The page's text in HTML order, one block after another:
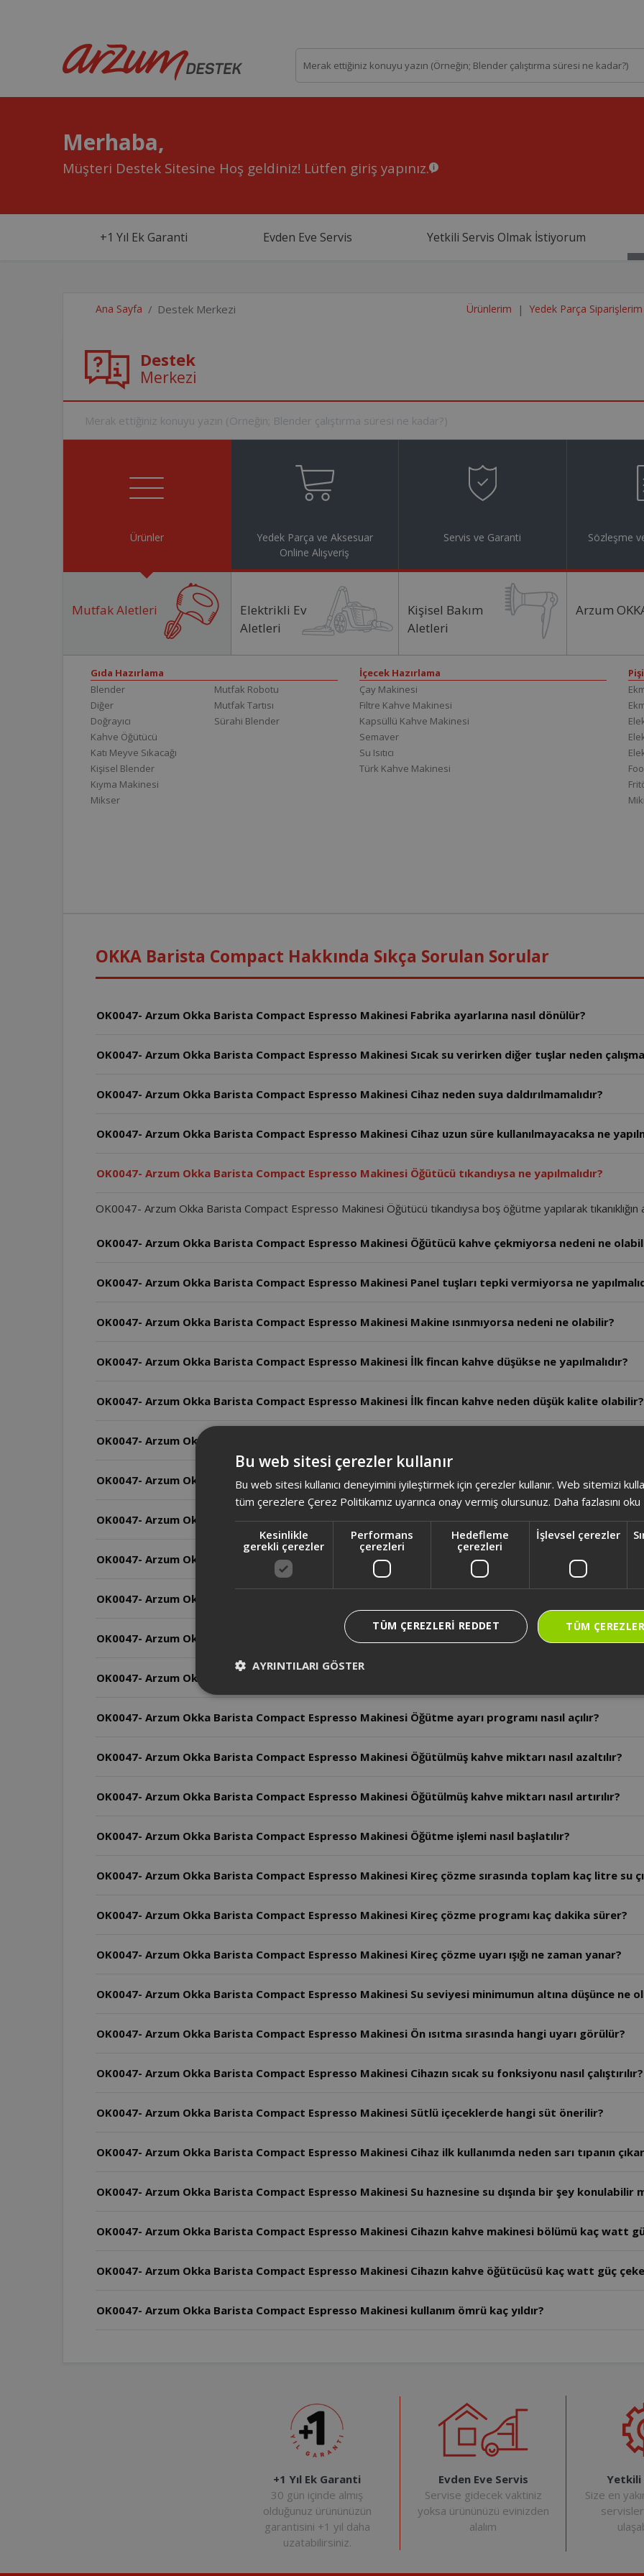
Merhaba,
Müşteri Destek Sitesine Hoş geldiniz! Lütfen giriş yapınız.
+1 Yıl Ek Garanti Evden Eve Servis Yetkili Servis Olmak İstiyorum
Ana Sayfa Destek Merkezi Ürünlerim Yedek Parça Siparişlerim
Destek
Merkezi
Ürünler
Yedek Parça ve Aksesuar
Online Alışveriş
Servis ve Garanti Sözleşme
Mutfak Aletleri
Elektrikli Ev
Aletleri
Kişisel Bakım
Aletleri
Arzum
Gıda Hazırlama
Blender
Diğer
Doğrayıcı
Kahve Öğütücü
Katı Meyve Sıkacağı
Kişisel Blender
Kıyma Makinesi
Mikser
Mutfak Robotu
Mutfak Tartısı
Sürahi Blender
İçecek Hazırlama
Çay Makinesi
Filtre Kahve Makinesi
Kapsüllü Kahve Makinesi
Semaver
Su Isıtıcı
Türk Kahve Makinesi
OKKA Barista Compact Hakkında Sıkça Sorulan Sorular
OK0047- Arzum Okka Barista Compact Espresso Makinesi Fabrika ayarlarına nasıl dönülür?
OK0047- Arzum Okka Barista Compact Espresso Makinesi Sıcak su verirken diğer tuşlar neden
OK0047- Arzum Okka Barista Compact Espresso Makinesi Cihaz neden suya daldırılmamalıdır?
OK0047- Arzum Okka Barista Compact Espresso Makinesi Cihaz uzun süre kullanılmayacaksa ne
OK0047- Arzum Okka Barista Compact Espresso Makinesi Öğütücü tıkandıysa ne yapılmalıdır?
OK0047- Arzum Okka Barista Compact Espresso Makinesi Öğütücü tıkandıysa boş öğütme yapılarak tıkanıklığın
OK0047- Arzum Okka Barista Compact Espresso Makinesi Öğütücü kahve çekmiyorsa nedeni ne
OK0047- Arzum Okka Barista Compact Espresso Makinesi Panel tuşları tepki vermiyorsa ne
OK0047- Arzum Okka Barista Compact Espresso Makinesi Makine ısınmıyorsa nedeni ne olabilir?
OK0047- Arzum Okka Barista Compact Espresso Makinesi İlk fincan kahve düşükse ne yapılmalıdır?
OK0047- Arzum Okka Barista Compact Espresso Makinesi İlk fincan kahve neden düşük kalite olabilir?
OK0047- Arzum Okka Barista Compact Espresso Makinesi Makine çalışırken fonksiyon duraklatılabilir
OK0047- Arzum Okka Barista Compact Espresso Makinesi Cihaz neden ısı kaynaklarının yakınına
OK0047- Arzum Okka Barista Compact Espresso Makinesi Cihaz neden topraklı prize takılmalıdır?
OK0047- Arzum Okka Barista Compact Espresso Makinesi Süt köpüğü miktarı nasıl ayarlanır?
OK0047- Arzum Okka Barista Compact Espresso Makinesi Süt haznesi çubuğu nasıl temizlenir?
OK0047- Arzum Okka Barista Compact Espresso Makinesi Süt haznesi kaç saat buzdolabında
OK0047- Arzum Okka Barista Compact Espresso Makinesi Demleme ünitesi ne zaman temizlenmelidir?
OK0047- Arzum Okka Barista Compact Espresso Makinesi Öğütme ayarı programı nasıl açılır?
OK0047- Arzum Okka Barista Compact Espresso Makinesi Öğütülmüş kahve miktarı nasıl azaltılır?
OK0047- Arzum Okka Barista Compact Espresso Makinesi Öğütülmüş kahve miktarı nasıl artırılır?
OK0047- Arzum Okka Barista Compact Espresso Makinesi Öğütme işlemi nasıl başlatılır?
OK0047- Arzum Okka Barista Compact Espresso Makinesi Kireç çözme sırasında toplam kaç litre su
OK0047- Arzum Okka Barista Compact Espresso Makinesi Kireç çözme programı kaç dakika sürer?
OK0047- Arzum Okka Barista Compact Espresso Makinesi Kireç çözme uyarı ışığı ne zaman yanar?
OK0047- Arzum Okka Barista Compact Espresso Makinesi Su seviyesi minimumun altına düşünce ne
OK0047- Arzum Okka Barista Compact Espresso Makinesi Ön ısıtma sırasında hangi uyarı görülür?
OK0047- Arzum Okka Barista Compact Espresso Makinesi Cihazın sıcak su fonksiyonu nasıl çalıştırılır?
OK0047- Arzum Okka Barista Compact Espresso Makinesi Sütlü içeceklerde hangi süt önerilir?
OK0047- Arzum Okka Barista Compact Espresso Makinesi Cihaz ilk kullanımda neden sarı tıpanın
OK0047- Arzum Okka Barista Compact Espresso Makinesi Su haznesine su dışında bir şey konulabilir
OK0047- Arzum Okka Barista Compact Espresso Makinesi Cihazın kahve makinesi bölümü kaç watt
OK0047- Arzum Okka Barista Compact Espresso Makinesi Cihazın kahve öğütücüsü kaç watt güç
OK0047- Arzum Okka Barista Compact Espresso Makinesi kullanım ömrü kaç yıldır?
+1 Yıl Ek Garanti
30 gün içinde almış
olduğunuz ürününüzün
garantisini +1 yıl daha
uzatabilirsiniz.
Evden Eve Servis
Servise gidecek vaktiniz
yoksa ürününüzü evinizden
alalım
Yetkili
Size en
Bu web sitesi çerezler kullanır
Bu web sitesi kullanıcı deneyimini iyileştirmek için çerezler kullanır. Web sitemizi
tüm çerezlere Çerez Politikamız uyarınca onay vermiş olursunuz. Daha fazlasını oku
Kesinlikle
gerekli çerezler
Performans
çerezleri
Hedefleme
çerezleri
İşlevsel çerezler
TÜM
TÜM ÇEREZLERI REDDET
AYRINTILARI GÖSTER